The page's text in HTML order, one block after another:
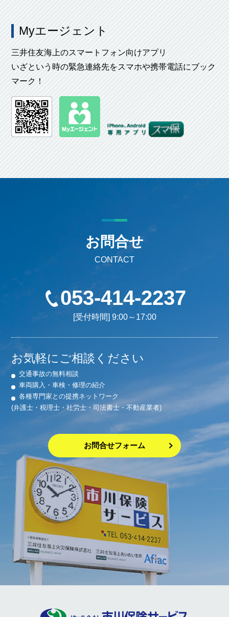
Myエージェント
三井住友海上のスマートフォン向けアプリ
いざという時の緊急連絡先をスマホや携帯電話にブック
マーク！
お問合せ
CONTACT
053-414-2237
[受付時間] 9:00～17:00
お気軽にご相談ください
交通事故の無料相談
車両購入・車検・修理の紹介
各種専門家との提携ネットワーク
(弁護士・税理士・社労士・司法書士・不動産業者)
お問合せフォーム